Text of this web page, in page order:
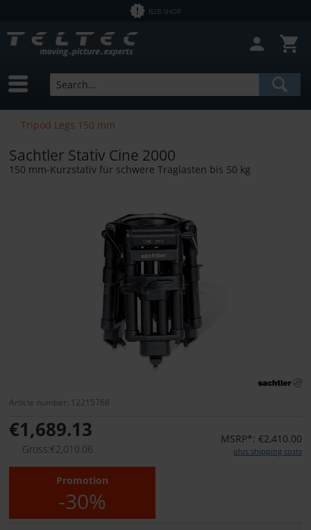
B2B SHOP
Tripod Legs 150 mm
Sachtler Stativ Cine 2000
150 mm-Kurzstativ für schwere Traglasten bis 50 kg
Article number: 12215768
€1,689.13
Gross:€2,010.06
MSRP*: €2,410.00
plus shipping costs
Promotion
-30%